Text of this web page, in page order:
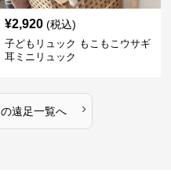
¥2,920 (税込)
子どもリュック もこもこウサギ
耳ミニリュック
の遠足一覧へ ›